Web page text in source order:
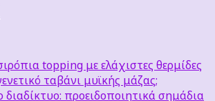
topping με ελάχιστες θερμίδες
ταβάνι μυϊκής μάζας;
διαδίκτυο: προειδοποιητικά σημάδια